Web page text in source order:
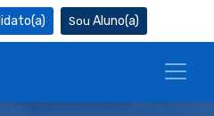
Aluno(a)